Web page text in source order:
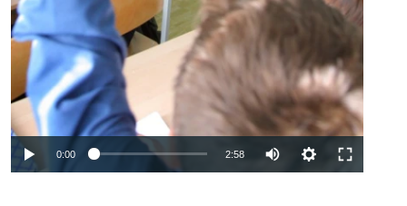
0:00 2:58